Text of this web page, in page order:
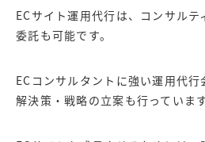
ECサイト運用代行は、コンサル
委託も可能です。
ECコンサルタントに強い運用代行
解決策・戦略の立案も行っています